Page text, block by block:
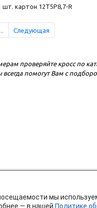
картон 12T5P8,7-R
Следующая
проверяйте кросс по
всегда помогут Вам с
мы
— в нашей Политике